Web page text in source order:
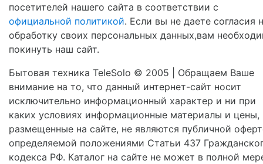
посетителей нашего сайта в соответствии с
официальной политикой. Если вы не даете согласия
обработку своих персональных данных,вам
покинуть наш сайт.
Бытовая техника TeleSolo © 2005 | Обращаем Ваше
внимание на то, что данный интернет-сайт носит
исключительно информационный характер и ни при
каких условиях информационные материалы и цены,
размещенные на сайте, не являются публичной
определяемой положениями Статьи 437
кодекса РФ. Каталог на сайте не может в полной